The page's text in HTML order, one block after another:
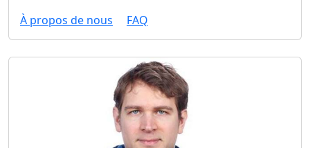
À propos de nous
FAQ